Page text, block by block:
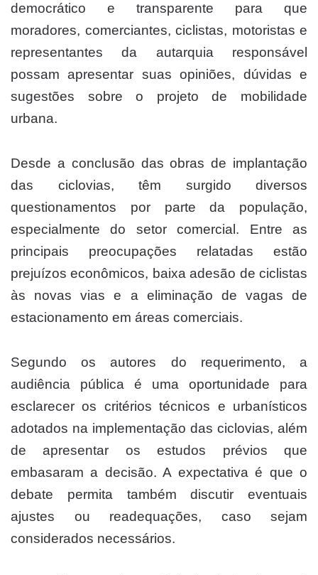
democrático e transparente para que
moradores, comerciantes, ciclistas, motoristas e
representantes da autarquia responsável
possam apresentar suas opiniões, dúvidas e
sugestões sobre o projeto de mobilidade
urbana.
Desde a conclusão das obras de implantação
das ciclovias, têm surgido diversos
questionamentos por parte da população,
especialmente do setor comercial. Entre as
principais preocupações relatadas estão
prejuízos econômicos, baixa adesão de ciclistas
às novas vias e a eliminação de vagas de
estacionamento em áreas comerciais.
Segundo os autores do requerimento, a
audiência pública é uma oportunidade para
esclarecer os critérios técnicos e urbanísticos
adotados na implementação das ciclovias, além
de apresentar os estudos prévios que
embasaram a decisão. A expectativa é que o
debate permita também discutir eventuais
ajustes ou readequações, caso sejam
considerados necessários.